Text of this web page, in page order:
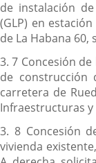
de instalación
(GLP) en
de La Habana 60,
3. 7 Concesión
de construcción
carretera de
Infraestructuras y
3. 8 Concesión
vivienda